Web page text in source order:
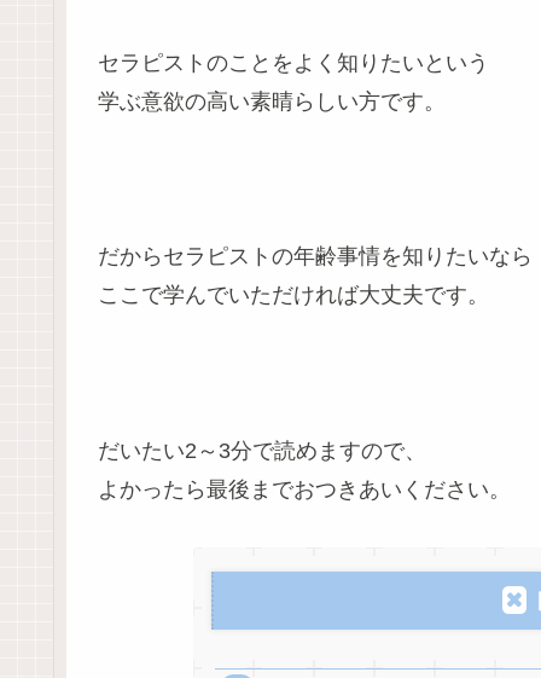
セラピストのことをよく知りたいという
学ぶ意欲の高い素晴らしい方です。
だからセラピストの年齢事情を知りたいなら
ここで学んでいただければ大丈夫です。
だいたい2～3分で読めますので、
よかったら最後までおつきあいください。